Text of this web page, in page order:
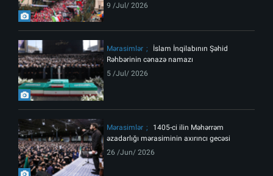
9 /Jul/ 2026
Mərasimlər
İslam İnqilabının Şəhid
Rəhbərinin cənazə namazı
5 /Jul/ 2026
Mərasimlər
1405-ci ilin Məhərrəm
əzadarlığı mərasiminin axırıncı gecəsi
26 /Jun/ 2026